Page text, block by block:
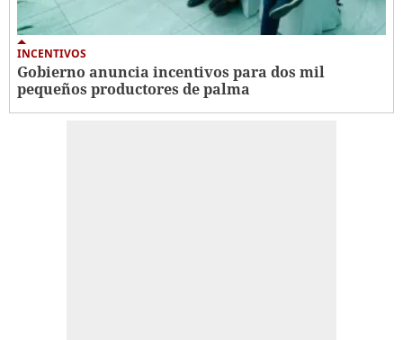
INCENTIVOS
Gobierno anuncia incentivos para dos mil
pequeños productores de palma